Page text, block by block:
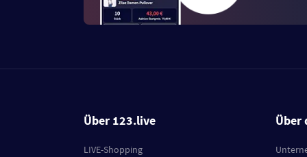
Über 123.live
LIVE-Shopping
Über